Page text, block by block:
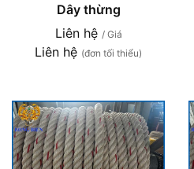
Dây thừng
Liên hệ / Giá
Liên hệ (đơn tối thiểu)